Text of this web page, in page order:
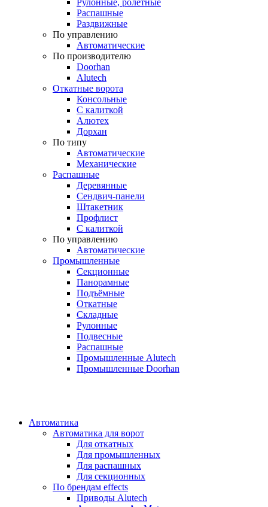
Распашные
Раздвижные
По управлению
Автоматические
По производителю
Doorhan
Alutech
Откатные ворота
Консольные
С калиткой
Алютех
Дорхан
По типу
Автоматические
Механические
Распашные
Деревянные
Сендвич-панели
Штакетник
Профлист
С калиткой
По управлению
Автоматические
Промышленные
Секционные
Панорамные
Подъёмные
Откатные
Складные
Рулонные
Подвесные
Распашные
Промышленные Alutech
Промышленные Doorhan
Автоматика
Автоматика для ворот
Для откатных
Для промышленных
Для распашных
Для секционных
По брендам effects
Приводы Alutech